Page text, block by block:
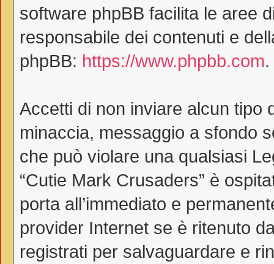
software phpBB facilita le aree
responsabile dei contenuti e
phpBB: https://www.phpbb.com.
Accetti di non inviare alcun tipo
minaccia, messaggio a sfondo
che può violare una qualsiasi
“Cutie Mark Crusaders” è
porta all’immediato e
provider Internet se è ritenuto
registrati per salvaguardare e